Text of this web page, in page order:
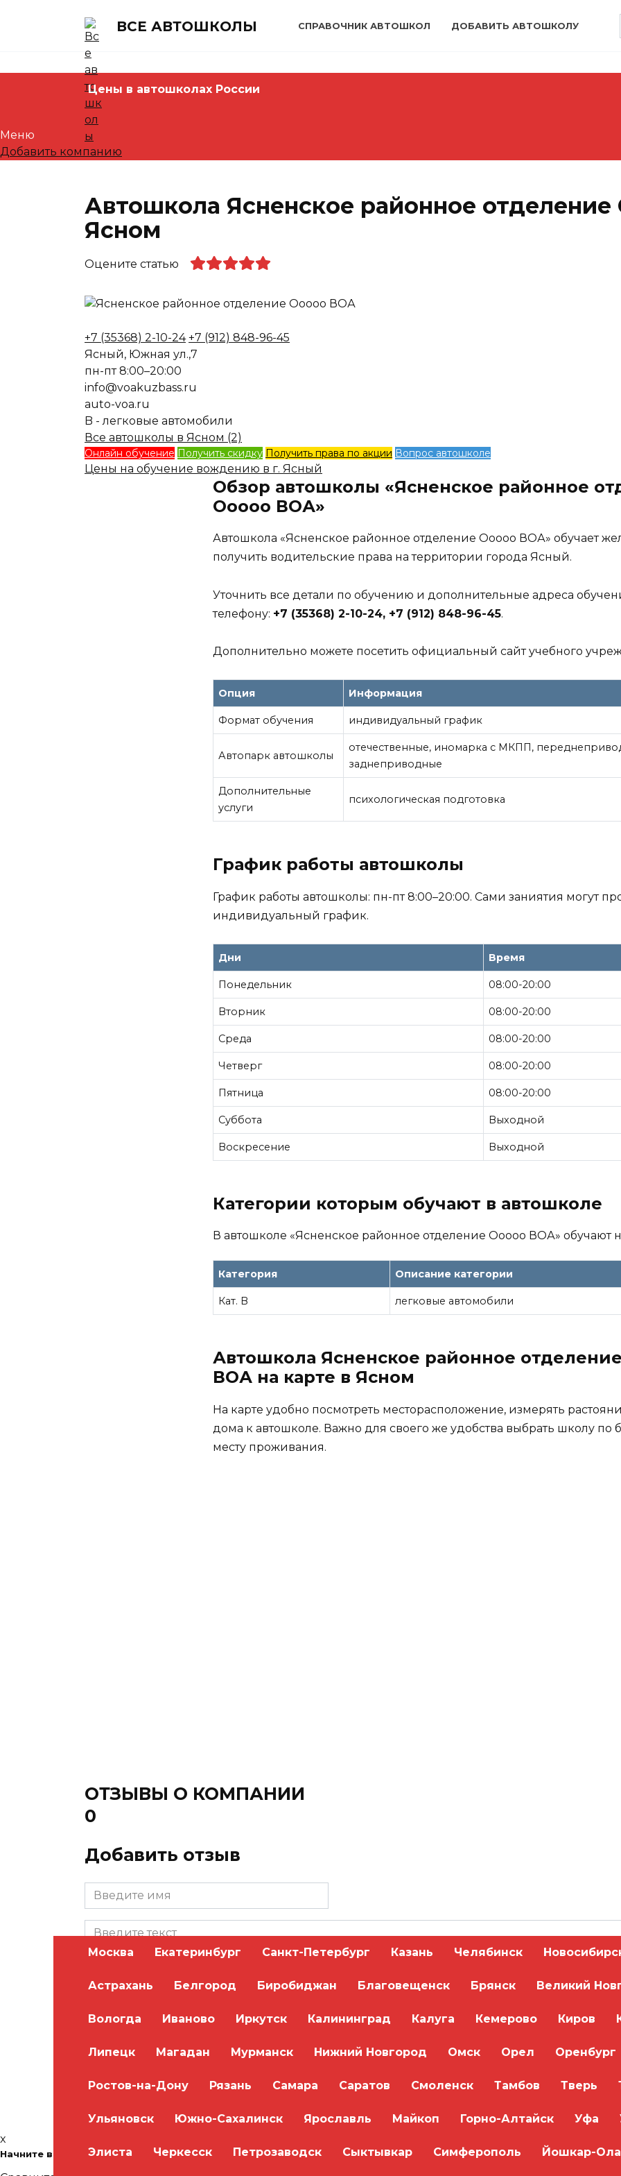
ВСЕ АВТОШКОЛЫ СПРАВОЧНИК АВТОШКОЛ ДОБАВИТЬ АВТОШКОЛУ
Цены в автошколах России
Меню
Добавить компанию
Автошкола Ясненское районное
Ясном
Оцените статью
+7 (35368) 2-10-24 +7 (912) 848-96-45
Ясный, Южная ул.,7
пн-пт 8:00–20:00
info@voakuzbass.ru
auto-voa.ru
B - легковые автомобили
Все автошколы в Ясном (2)
Онлайн обучение Получить скидку Получить права по акции Вопрос автошколе
Цены на обучение вождению в г. Ясный
Обзор автошколы «Ясненское районное
Ооооо ВОА»
Автошкола «Ясненское районное отделение Ооооо ВОА» обучает
получить водительские права на территории города Ясный.
Уточнить все детали по обучению и дополнительные адреса
телефону: +7 (35368) 2-10-24, +7 (912) 848-96-45.
Дополнительно можете посетить официальный сайт учебного
Опция Информация
Формат обучения индивидуальный график
Автопарк автошколы
отечественные, иномарка с МКПП,
заднеприводные
Дополнительные
услуги
психологическая подготовка
График работы автошколы
График работы автошколы: пн-пт 8:00–20:00. Сами заниятия могут
индивидуальный график.
Дни Время
Понедельник 08:00-20:00
Вторник 08:00-20:00
Среда 08:00-20:00
Четверг 08:00-20:00
Пятница 08:00-20:00
Суббота Выходной
Воскресение Выходной
Категории которым обучают в автошколе
В автошколе «Ясненское районное отделение Ооооо ВОА» обучают
Категория Описание категории
Кат. B легковые автомобили
Автошкола Ясненское районное
ВОА на карте в Ясном
На карте удобно посмотреть месторасположение, измерять
дома к автошколе. Важно для своего же удобства выбрать школу по
месту проживания.
ОТЗЫВЫ О КОМПАНИИ
0
Добавить отзыв
Сохранить моё имя, email и адрес сайта в этом браузере для последующих моих комментариев.
x
Начните водить уже через месяц! Бесплатная консультация + скидка до 30%!
Москва Екатеринбург Санкт-Петербург Казань Челябинск
Астрахань Белгород Биробиджан Благовещенск Брянск Великий
Вологда Иваново Иркутск Калининград Калуга Кемерово Киров
Липецк Магадан Мурманск Нижний Новгород Омск Орел Оренбург
Ростов-на-Дону Рязань Самара Саратов Смоленск Тамбов Тверь
Ульяновск Южно-Сахалинск Ярославль Майкоп Горно-Алтайск Уфа
Элиста Черкесск Петрозаводск Сыктывкар Симферополь Йошкар-Ола